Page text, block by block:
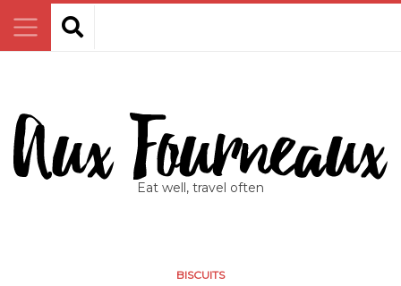
Eat well, travel often
BISCUITS